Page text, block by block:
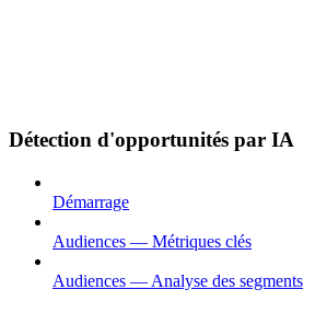
Détection d'opportunités par IA
Démarrage
Audiences — Métriques clés
Audiences — Analyse des segments